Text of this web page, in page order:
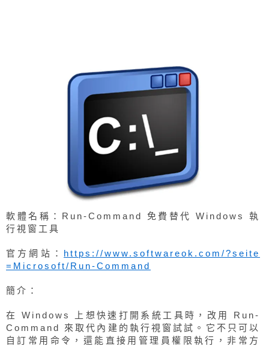
軟體名稱：Run-Command 免費替代 Windows 執
行視窗工具
官方網站： https://www.softwareok.com/?seite
=Microsoft/Run-Command
簡介：
在 Windows 上想快速打開系統工具時，改用 Run-
Command 來取代內建的執行視窗試試。它不只可以
自訂常用命令，還能直接用管理員權限執行，非常方